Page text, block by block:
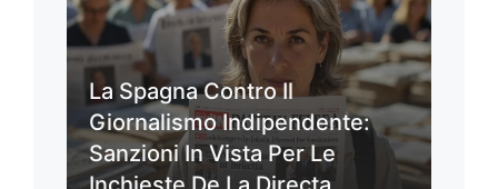
La Spagna Contro Il
Giornalismo Indipendente:
Sanzioni In Vista Per Le